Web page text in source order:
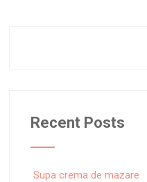
Recent Posts
Supa crema de mazare